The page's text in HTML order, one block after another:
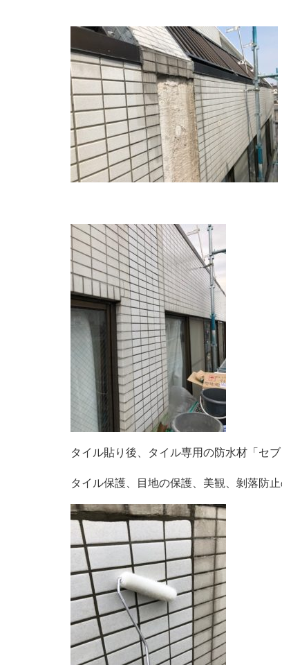
タイル貼り後、タイル専用の防水材「セ
タイル保護、目地の保護、美観、剝落防止